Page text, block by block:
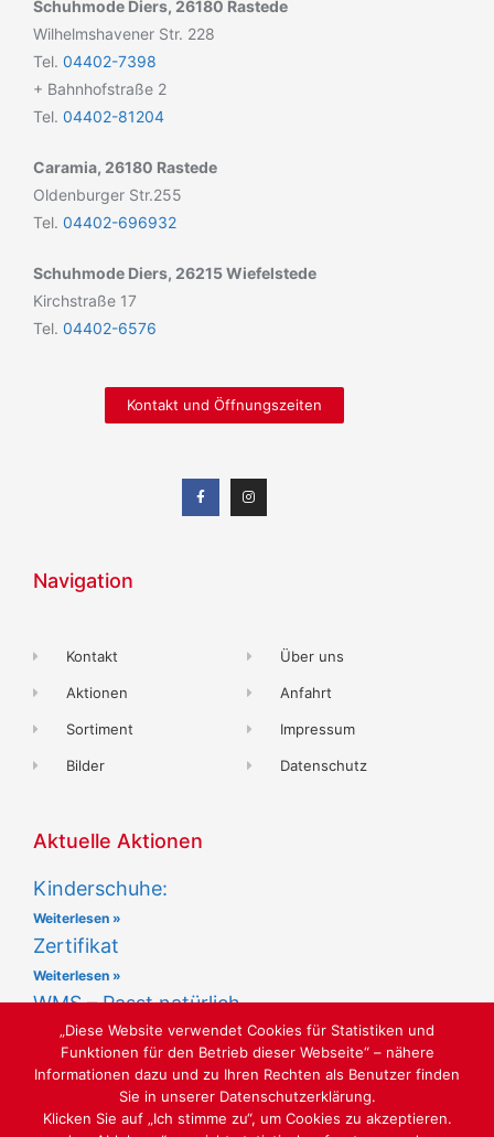
Schuhmode Diers, 26180 Rastede
Wilhelmshavener Str. 228
Tel. 04402-7398
+ Bahnhofstraße 2
Tel. 04402-81204
Caramia, 26180 Rastede
Oldenburger Str.255
Tel. 04402-696932
Schuhmode Diers, 26215 Wiefelstede
Kirchstraße 17
Tel. 04402-6576
Kontakt und Öffnungszeiten
Navigation
Kontakt
Aktionen
Sortiment
Bilder
Über uns
Anfahrt
Impressum
Datenschutz
Aktuelle Aktionen
Kinderschuhe:
Weiterlesen »
Zertifikat
Weiterlesen »
WMS – Passt natürlich
Weiterlesen »
„Diese Website verwendet Cookies für Statistiken und
Funktionen für den Betrieb dieser Webseite“ – nähere
Informationen dazu und zu Ihren Rechten als Benutzer finden
Sie in unserer Datenschutzerklärung.
Klicken Sie auf „Ich stimme zu“, um Cookies zu akzeptieren.